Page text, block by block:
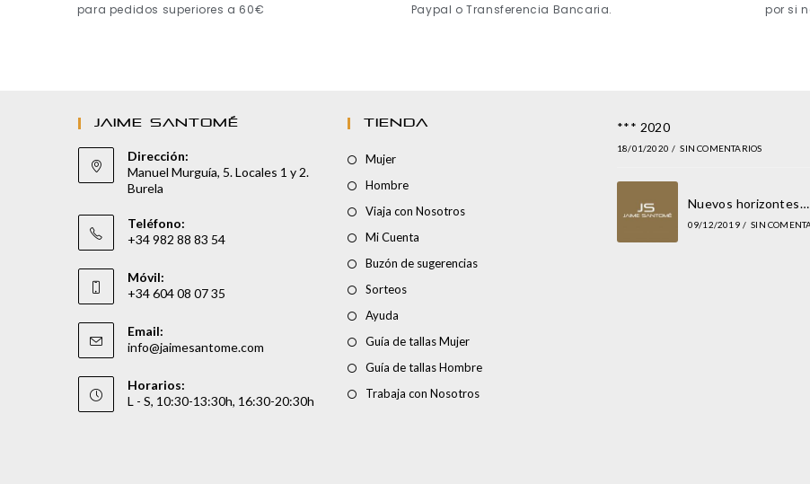
para pedidos superiores a 60€
Paypal o Transferencia Bancaria.
por si
JAIME SANTOMÉ
Dirección:
Manuel Murguía, 5. Locales 1 y 2.
Burela
Teléfono:
+34 982 88 83 54
Móvil:
+34 604 08 07 35
Email:
info@jaimesantome.com
Horarios:
L - S, 10:30-13:30h, 16:30-20:30h
TIENDA
Mujer
Hombre
Viaja con Nosotros
Mi Cuenta
Buzón de sugerencias
Sorteos
Ayuda
Guía de tallas Mujer
Guía de tallas Hombre
Trabaja con Nosotros
*** 2020
18/01/2020 / SIN COMENTARIOS
Nuevos horizontes…
09/12/2019 / SIN